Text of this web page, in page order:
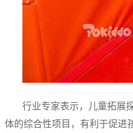
行业专家表示，儿童拓展
体的综合性项目，有利于促进